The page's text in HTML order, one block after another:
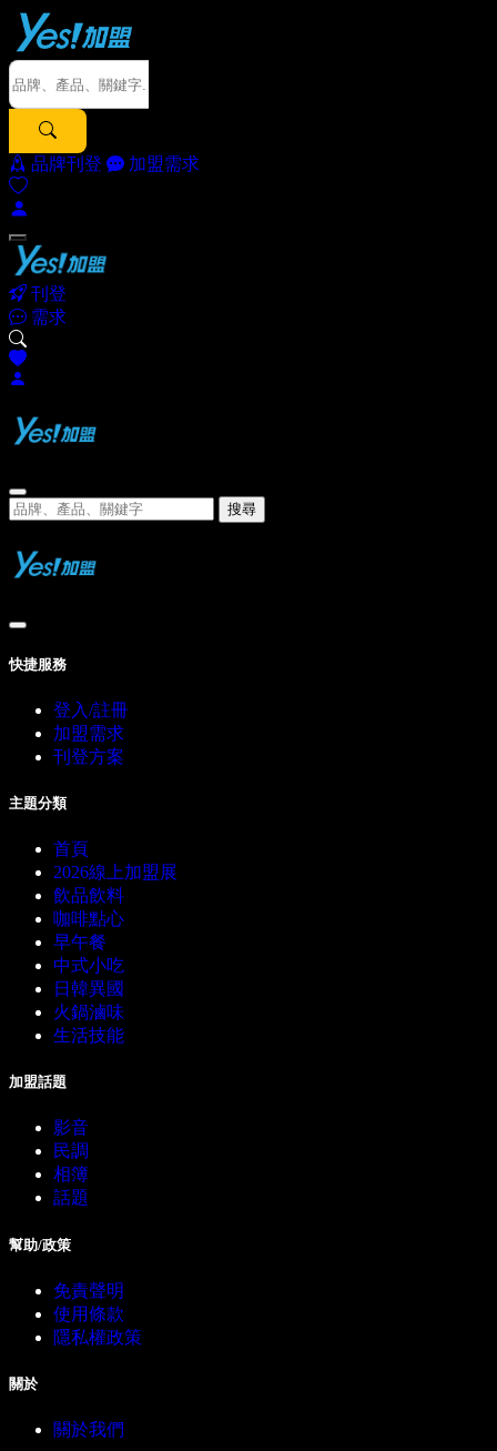
品牌刊登 加盟需求
刊登
需求
搜尋
快捷服務
登入/註冊
加盟需求
刊登方案
主題分類
首頁
2026線上加盟展
飲品飲料
咖啡點心
早午餐
中式小吃
日韓異國
火鍋滷味
生活技能
加盟話題
影音
民調
相簿
話題
幫助/政策
免責聲明
使用條款
隱私權政策
關於
關於我們